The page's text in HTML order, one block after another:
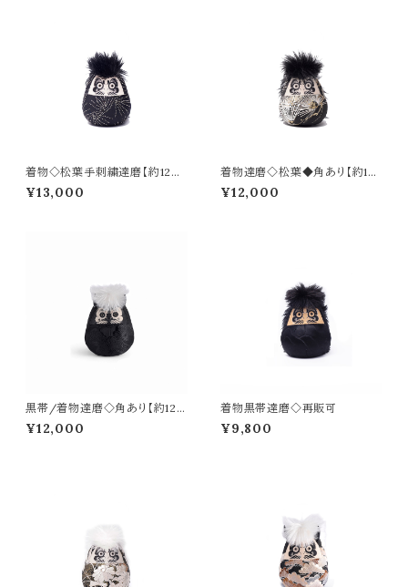
着物◇松葉手刺繍達磨【約12
㎝】再販可 Hand-embroider
ed Matsuba Sashiko
¥13,000
着物達磨◇松葉◆角あり【約12
㎝】
¥12,000
黒帯/着物達磨◇角あり【約12
㎝】再販可
¥12,000
着物黒帯達磨◇再販可
¥9,800